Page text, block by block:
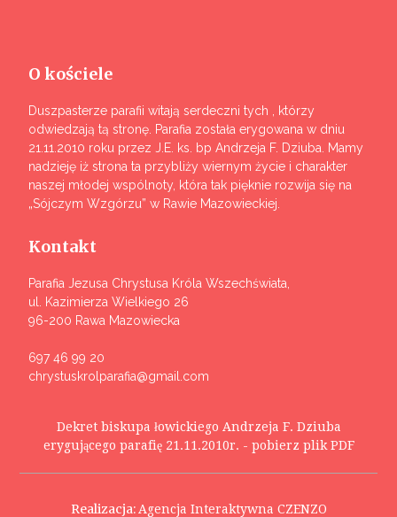
O kościele
Duszpasterze parafii witają serdeczni tych , którzy
odwiedzają tą stronę. Parafia została erygowana w dniu
21.11.2010 roku przez J.E. ks. bp Andrzeja F. Dziuba. Mamy
nadzieję iż strona ta przybliży wiernym życie i charakter
naszej młodej wspólnoty, która tak pięknie rozwija się na
„Sójczym Wzgórzu” w Rawie Mazowieckiej.
Kontakt
Parafia Jezusa Chrystusa Króla Wszechświata,
ul. Kazimierza Wielkiego 26
96-200 Rawa Mazowiecka
697 46 99 20
chrystuskrolparafia@gmail.com
Dekret biskupa łowickiego Andrzeja F. Dziuba
erygującego parafię 21.11.2010r. - pobierz plik PDF
Realizacja: Agencja Interaktywna CZENZO